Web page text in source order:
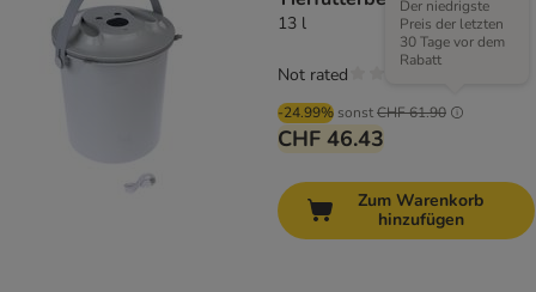
13 l
-24.99% sonstCHF 61.90
Der niedrigste
Preis der letzten
30 Tage vor dem
Rabatt
CHF 46.43
Not rated
Zum Warenkorb
hinzufügen